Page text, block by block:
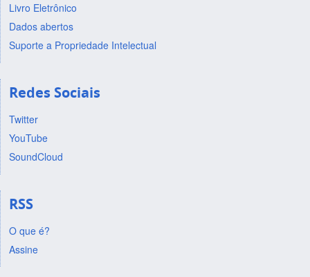
Livro Eletrônico
Dados abertos
Suporte a Propriedade Intelectual
Redes Sociais
Twitter
YouTube
SoundCloud
RSS
O que é?
Assine